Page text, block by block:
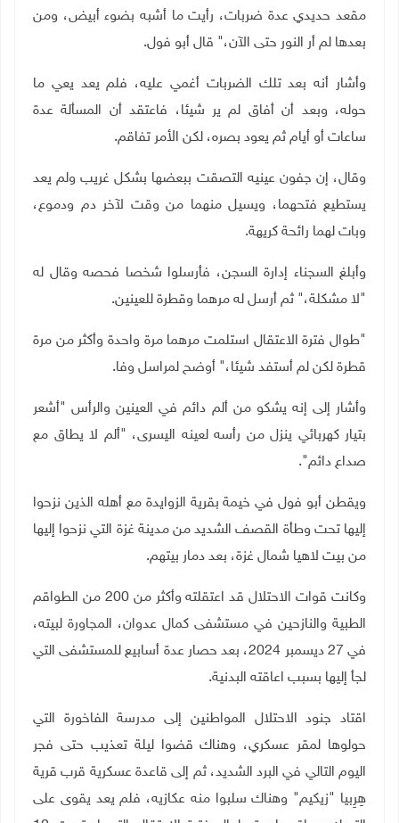
مقعد حديدي عدة ضربات، رأيت ما أشبه بضوء أبيض، ومن
بعدها لم أر النور حتى الآن،" قال أبو فول.
وأشار أنه بعد تلك الضربات أغمي عليه، فلم يعد يعي ما
حوله، وبعد أن أفاق لم ير شيئا، فاعتقد أن المسألة عدة
ساعات أو أيام ثم يعود بصره، لكن الأمر تفاقم.
وقال، إن جفون عينيه التصقت ببعضها بشكل غريب ولم يعد
يستطيع فتحهما، ويسيل منهما من وقت لآخر دم ودموع،
وبات لهما رائحة كريهة.
وأبلغ السجناء إدارة السجن، فأرسلوا شخصا فحصه وقال له
"لا مشكلة،" ثم أرسل له مرهما وقطرة للعينين.
"طوال فترة الاعتقال استلمت مرهما مرة واحدة وأكثر من مرة
قطرة لكن لم أستفد شيئا،" أوضح لمراسل وفا.
وأشار إلى إنه يشكو من ألم دائم في العينين والرأس "أشعر
بتيار كهربائي ينزل من رأسه لعينه اليسرى، "ألم لا يطاق مع
صداع دائم."
ويقطن أبو فول في خيمة بقرية الزوايدة مع أهله الذين نزحوا
إليها تحت وطأة القصف الشديد من مدينة غزة التي نزحوا إليها
من بيت لاهيا شمال غزة، بعد دمار بيتهم.
وكانت قوات الاحتلال قد اعتقلته وأكثر من 200 من الطواقم
الطبية والنازحين في مستشفى كمال عدوان، المجاورة لبيته،
في 27 ديسمبر 2024، بعد حصار عدة أسابيع للمستشفى التي
لجأ إليها بسبب اعاقته البدنية.
اقتاد جنود الاحتلال المواطنين إلى مدرسة الفاخورة التي
حولوها لمقر عسكري، وهناك قضوا ليلة تعذيب حتى فجر
اليوم التالي في البرد الشديد، ثم إلى قاعدة عسكرية قرب قرية
هِرِبيا "زيكيم" وهناك سلبوا منه عكازيه، فلم يعد يقوى على